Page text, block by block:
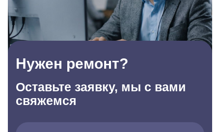
Нужен ремонт?
Оставьте заявку, мы с вами
свяжемся